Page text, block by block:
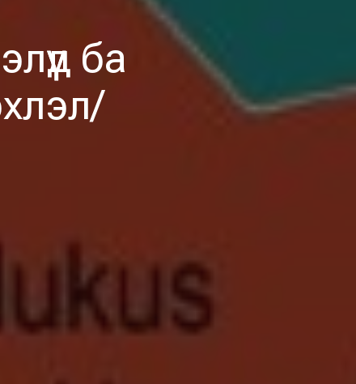
ба